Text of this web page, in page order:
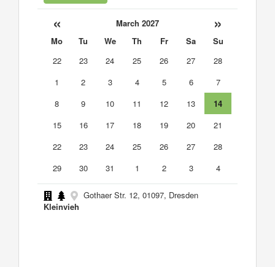
« March 2027 »
Mo Tu We Th Fr Sa
Su
22
23 24 25 26 27
28
1
2 3 4 5 6
7
8
9 10 11 12 13
14
15
16 17 18 19 20
21
22
23 24 25 26 27
28
29
30 31 1 2 3 4
Gothaer Str. 12, 01097, Dresden
Kleinvieh